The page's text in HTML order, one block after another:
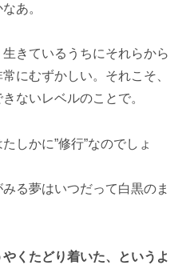
あ。
きているうちにそれらから
にむずかしい。それこそ、
ないレベルのことで。
しかに”修行”なのでしょ
る夢はいつだって白黒のま
くたどり着いた、というよ